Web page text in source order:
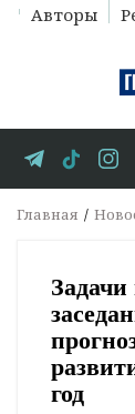
Авторы
Главная
год